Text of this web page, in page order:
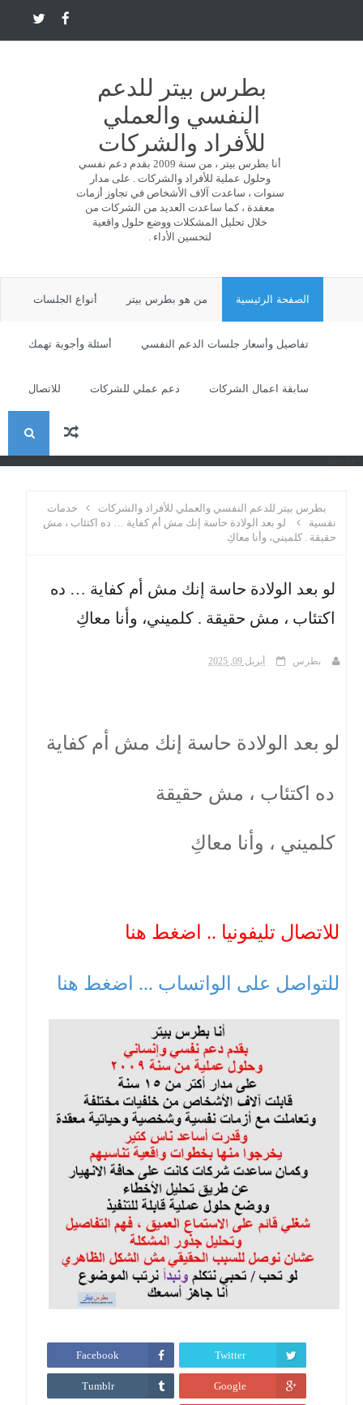
بطرس بيتر للدعم
النفسي والعملي
للأفراد والشركات
أنا بطرس بيتر ، من سنة 2009 بقدم دعم نفسي
وحلول عملية للأفراد والشركات . على مدار
سنوات ، ساعدت آلاف الأشخاص في تجاوز أزمات
معقدة ، كما ساعدت العديد من الشركات من
خلال تحليل المشكلات ووضع حلول واقعية
لتحسين الأداء .
الصفحة الرئيسية من هو بطرس بيتر أنواع الجلسات
تفاصيل وأسعار جلسات الدعم النفسي أسئلة وأجوبة تهمك
سابقة اعمال الشركات دعم عملي للشركات للاتصال
ا
بطرس بيتر للدعم النفسي والعملي للأفراد والشركات
خدمات
نفسية
لو بعد الولادة حاسة إنك مش أم كفاية … ده اكتئاب ، مش
حقيقة . كلميني، وأنا معاكِ
لو بعد الولادة حاسة إنك مش أم كفاية … ده
اكتئاب ، مش حقيقة . كلميني، وأنا معاكِ
بطرس أبريل 09, 2025
لو بعد الولادة حاسة إنك مش أم كفاية
ده اكتئاب ، مش حقيقة
كلميني ، وأنا معاكِ
للاتصال تليفونيا .. اضغط هنا
للتواصل على الواتساب ... اضغط هنا
Twitter
Facebook
Google
Tumblr